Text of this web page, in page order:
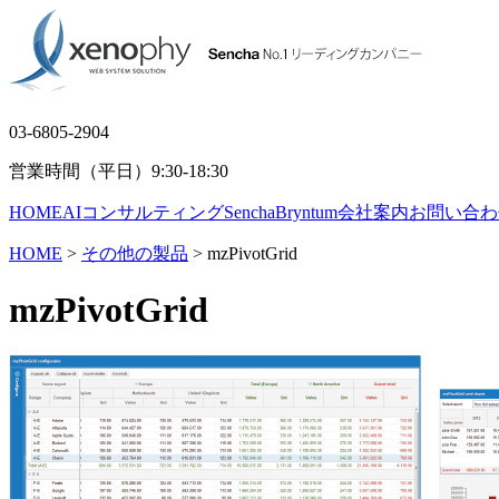
03-6805-2904
営業時間（平日）9:30-18:30
HOMEAIコンサルティングSenchaBryntum会社案内お問い合
HOME > その他の製品 > mzPivotGrid
mzPivotGrid